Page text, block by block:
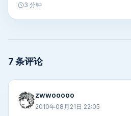
3 分钟
7 条评论
zwwooooo
2010年08月21日 22:05